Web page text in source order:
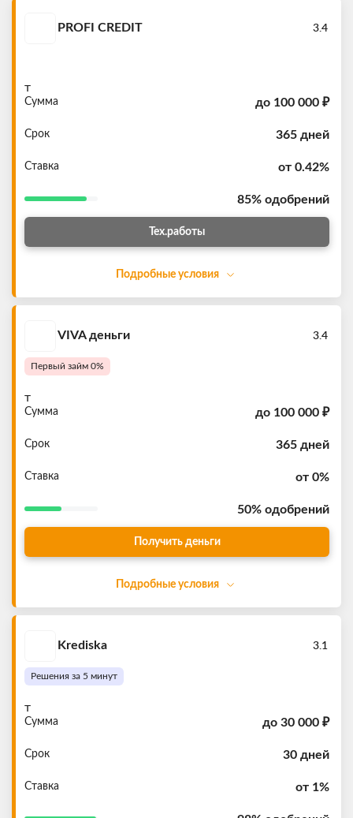
3.4
т
PROFI CREDIT
Сумма до 100 000 ₽
Срок 365 дней
Ставка от 0.42%
85% одобрений
Тех.работы
Подробные условия
Первый займ 0%
3.4
т
VIVA деньги
Сумма до 100 000 ₽
Срок 365 дней
Ставка от 0%
50% одобрений
Получить деньги
Подробные условия
Решения за 5 минут
3.1
т
Krediska
Сумма до 30 000 ₽
Срок 30 дней
Ставка от 1%